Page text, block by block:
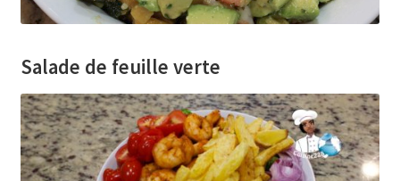
Salade de feuille verte